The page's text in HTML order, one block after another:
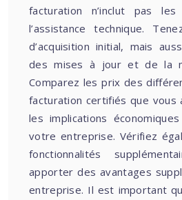
facturation n’inclut pas
l’assistance technique.
d’acquisition initial, mais
des mises à jour et de la
Comparez les prix des
facturation certifiés que vous
les implications
votre entreprise. Vérifiez
fonctionnalités
apporter des avantages
entreprise. Il est important